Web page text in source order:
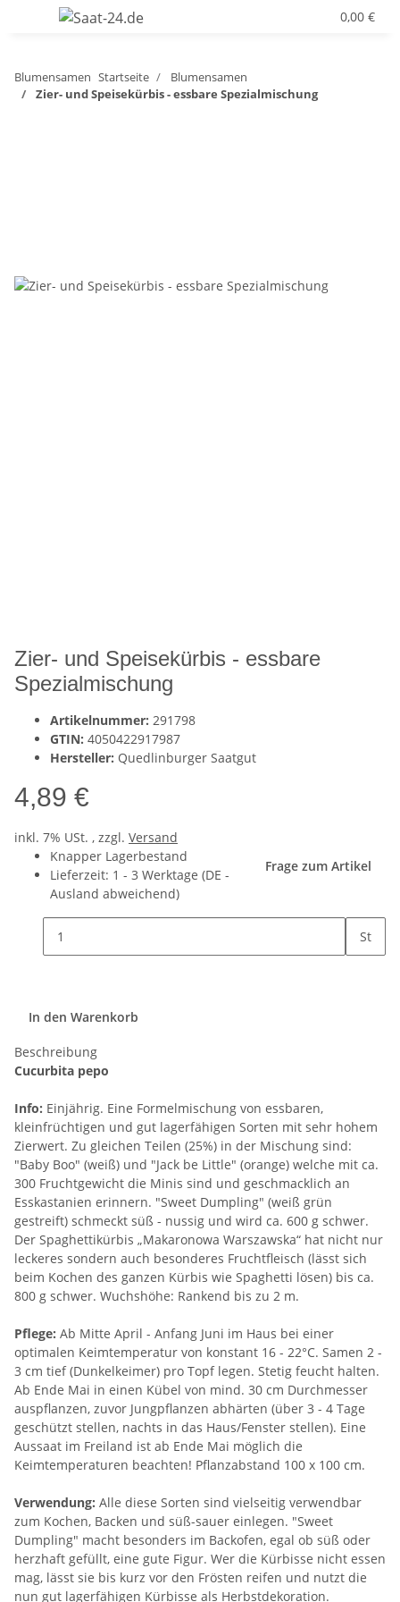
0,00 €
Blumensamen Startseite
Blumensamen
Zier- und Speisekürbis - essbare Spezialmischung
Zier- und Speisekürbis - essbare
Spezialmischung
Artikelnummer: 291798
GTIN: 4050422917987
Hersteller: Quedlinburger Saatgut
4,89 €
inkl. 7% USt. , zzgl. Versand
Knapper Lagerbestand
Lieferzeit: 1 - 3 Werktage (DE -
Ausland abweichend)
Frage zum Artikel
St
In den Warenkorb
Beschreibung
Cucurbita pepo
Info: Einjährig. Eine Formelmischung von essbaren,
kleinfrüchtigen und gut lagerfähigen Sorten mit sehr hohem
Zierwert. Zu gleichen Teilen (25%) in der Mischung sind:
"Baby Boo" (weiß) und "Jack be Little" (orange) welche mit ca.
300 Fruchtgewicht die Minis sind und geschmacklich an
Esskastanien erinnern. "Sweet Dumpling" (weiß grün
gestreift) schmeckt süß - nussig und wird ca. 600 g schwer.
Der Spaghettikürbis „Makaronowa Warszawska“ hat nicht nur
leckeres sondern auch besonderes Fruchtfleisch (lässt sich
beim Kochen des ganzen Kürbis wie Spaghetti lösen) bis ca.
800 g schwer. Wuchshöhe: Rankend bis zu 2 m.
Pflege: Ab Mitte April - Anfang Juni im Haus bei einer
optimalen Keimtemperatur von konstant 16 - 22°C. Samen 2 -
3 cm tief (Dunkelkeimer) pro Topf legen. Stetig feucht halten.
Ab Ende Mai in einen Kübel von mind. 30 cm Durchmesser
auspflanzen, zuvor Jungpflanzen abhärten (über 3 - 4 Tage
geschützt stellen, nachts in das Haus/Fenster stellen). Eine
Aussaat im Freiland ist ab Ende Mai möglich die
Keimtemperaturen beachten! Pflanzabstand 100 x 100 cm.
Verwendung: Alle diese Sorten sind vielseitig verwendbar
zum Kochen, Backen und süß-sauer einlegen. "Sweet
Dumpling" macht besonders im Backofen, egal ob süß oder
herzhaft gefüllt, eine gute Figur. Wer die Kürbisse nicht essen
mag, lässt sie bis kurz vor den Frösten reifen und nutzt die
nun gut lagerfähigen Kürbisse als Herbstdekoration.